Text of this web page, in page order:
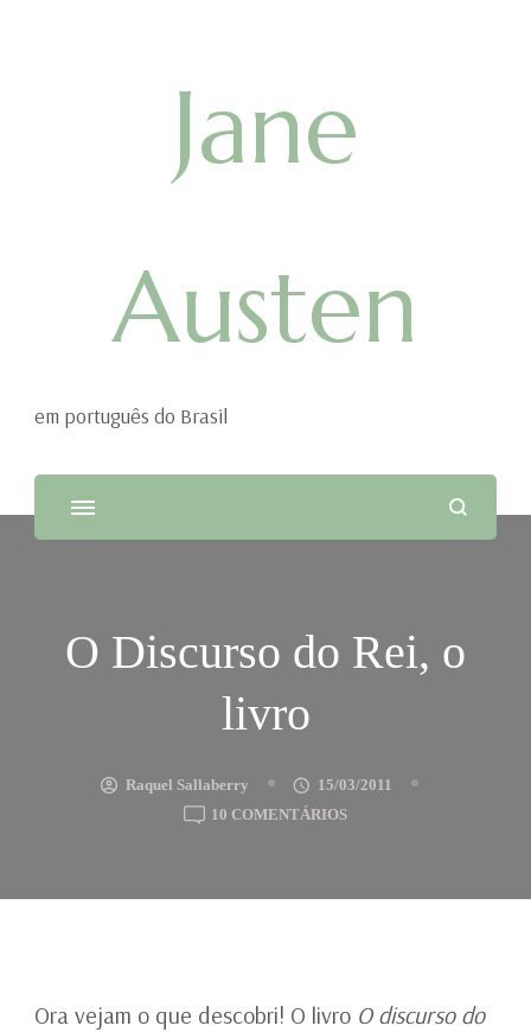
Jane
Austen
em português do Brasil
O Discurso do Rei, o
livro
Raquel Sallaberry
15/03/2011
10 COMENTÁRIOSEM
DO
Ora vejam o que descobri! O livro O discurso do